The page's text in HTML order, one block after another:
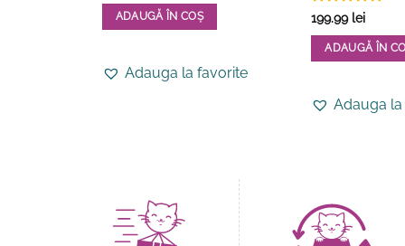
ADAUGĂ ÎN COȘ
are
alese
Adauga la favorite
Evaluat la
199.99 lei
ADAUGĂ ÎN
are
pot
fi
Adauga